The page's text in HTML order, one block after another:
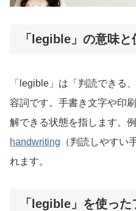
「legible」の意味と
「legible」は「判読できる
容詞です。手書き文字や印
解できる状態を指します。
handwriting （判読しやすい
れます。
「legible」を使った